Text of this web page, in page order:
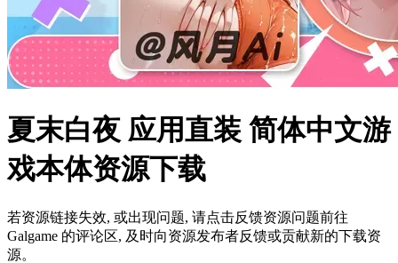
夏末白夜 应用直装 简体中文游
戏本体资源下载
若资源链接失效, 或出现问题, 请点击反馈资源问题前往
Galgame 的评论区, 及时向资源发布者反馈或贡献新的下载资
源。